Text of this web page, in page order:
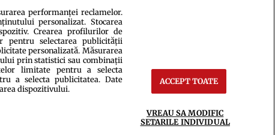
performanței reclamelor.
personalizat. Stocarea
Crearea profilurilor de
pentru selectarea publicității
personalizată. Măsurarea
prin statistici sau combinații
limitate pentru a selecta
a selecta publicitatea. Date
dispozitivului.
ACCEPT TOATE
VREAU SA MODIFIC
SETARILE INDIVIDUAL